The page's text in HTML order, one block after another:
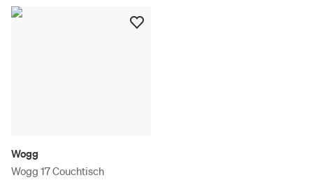
Wogg
Wogg 17 Couchtisch